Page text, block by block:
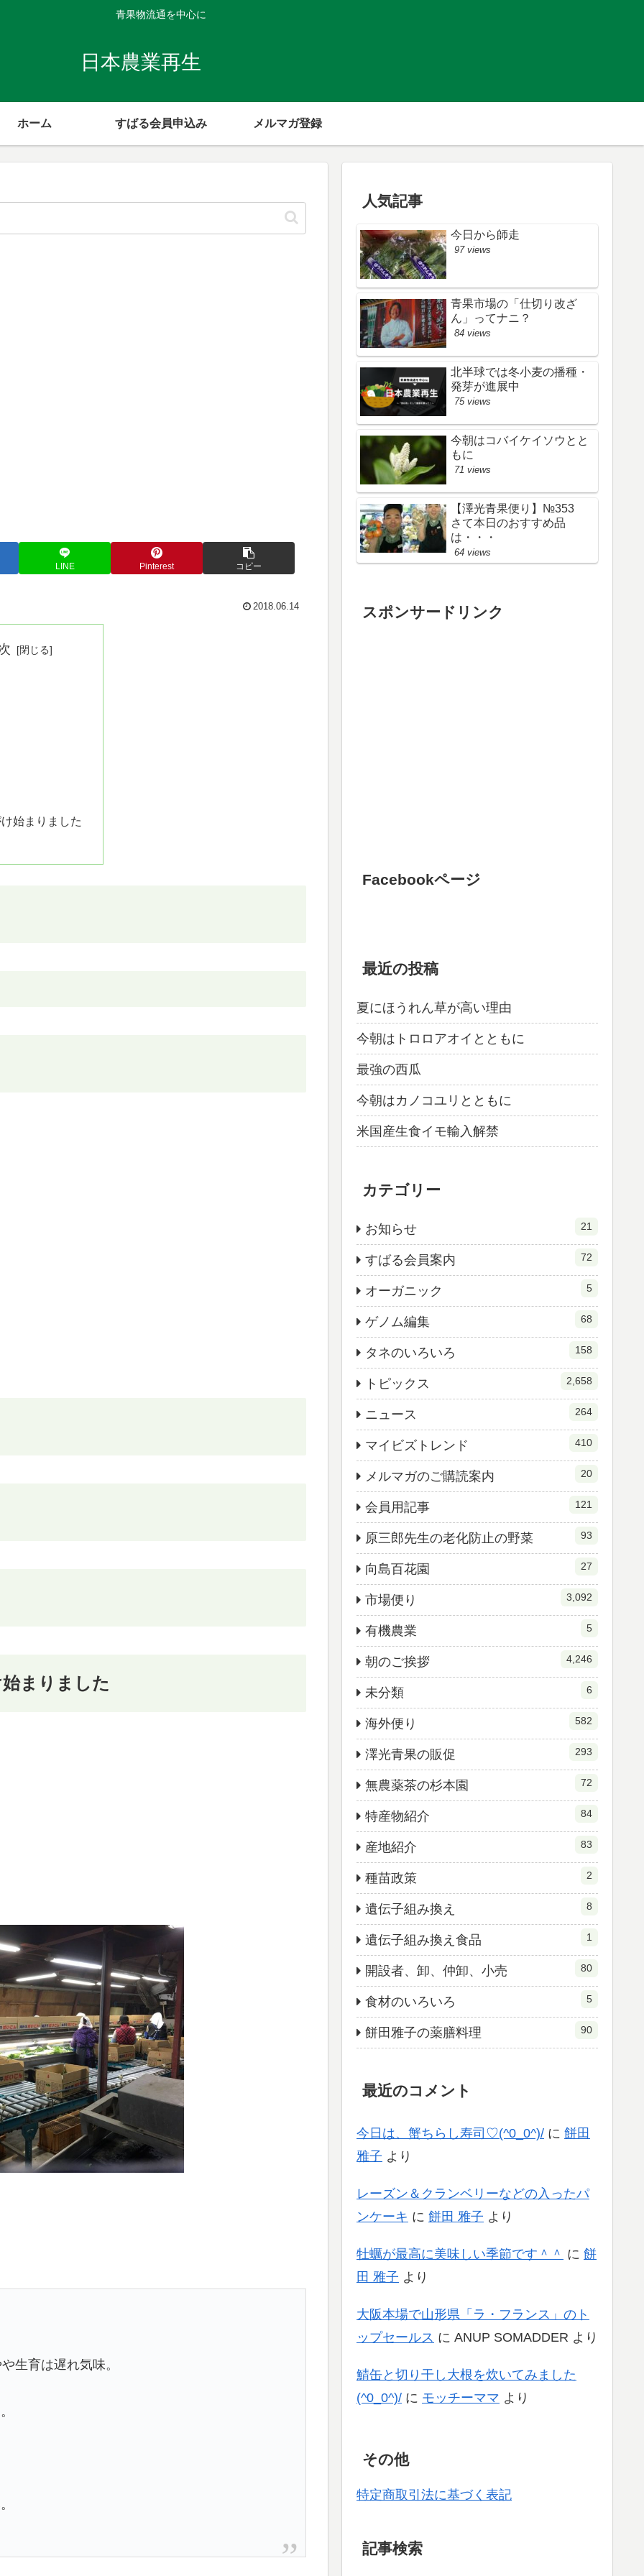
青果物流通を中心に
日本農業再生
ホーム すばる会員申込み メルマガ登録
LINE Pinterest コピー
2018.06.14
始まりました
まりました
生育は遅れ気味。
人気記事
今日から師走
97 views
青果市場の「仕切り改ざ
ん」ってナニ？
84 views
北半球では冬小麦の播種・
発芽が進展中
75 views
今朝はコバイケイソウとと
もに
71 views
【澤光青果便り】№353
さて本日のおすすめ品
は・・・
64 views
スポンサードリンク
Facebookページ
最近の投稿
夏にほうれん草が高い理由
今朝はトロロアオイとともに
最強の西瓜
今朝はカノコユリとともに
米国産生食イモ輸入解禁
カテゴリー
お知らせ 21
すばる会員案内 72
オーガニック 5
ゲノム編集 68
タネのいろいろ 158
トピックス 2,658
ニュース 264
マイビズトレンド 410
メルマガのご購読案内 20
会員用記事 121
原三郎先生の老化防止の野菜 93
向島百花園 27
市場便り 3,092
有機農業 5
朝のご挨拶 4,246
未分類 6
海外便り 582
澤光青果の販促 293
無農薬茶の杉本園 72
特産物紹介 84
産地紹介 83
種苗政策 2
遺伝子組み換え 8
遺伝子組み換え食品 1
開設者、卸、仲卸、小売 80
食材のいろいろ 5
餅田雅子の薬膳料理 90
最近のコメント
今日は、蟹ちらし寿司♡(^0_0^)/ に 餅田
雅子 より
レーズン＆クランベリーなどの入ったパ
ンケーキ に 餅田 雅子 より
牡蠣が最高に美味しい季節です＾＾ に 餅
田 雅子 より
大阪本場で山形県「ラ・フランス」のト
ップセールス に ANUP SOMADDER より
鯖缶と切り干し大根を炊いてみました
(^0_0^)/ に モッチーママ より
その他
特定商取引法に基づく表記
記事検索